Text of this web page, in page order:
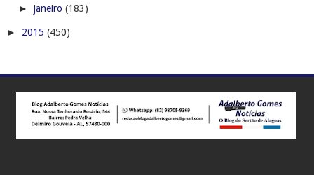
► janeiro (183)
► 2015 (450)